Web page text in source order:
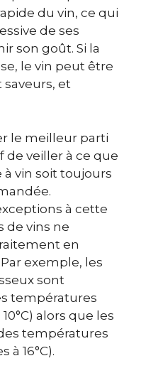
du vin, ce qui
de ses
son goût. Si la
le vin peut être
et
le meilleur parti
de veiller à ce que
vin soit toujours
à cette
de vins ne
en
exemple, les
sont
températures
alors que les
températures
à 16°C).